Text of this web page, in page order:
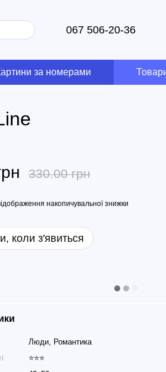
067 506-20-36
за номерами
330.00 грн
накопичувальної знижки
коли з'явиться
Люди, Романтика
⭐⭐⭐